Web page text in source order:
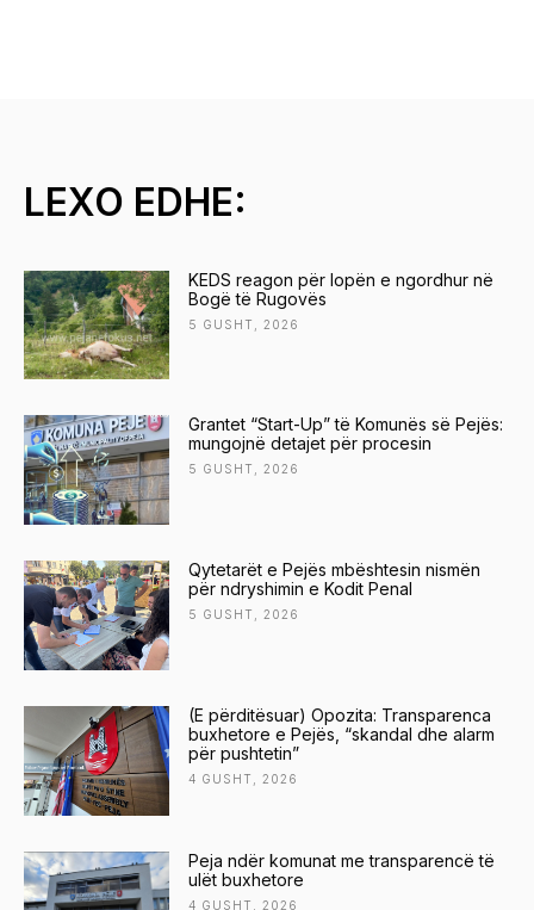
LEXO EDHE:
KEDS reagon për lopën e ngordhur në
Bogë të Rugovës
5 GUSHT, 2026
Grantet “Start-Up” të Komunës së Pejës:
mungojnë detajet për procesin
5 GUSHT, 2026
Qytetarët e Pejës mbështesin nismën
për ndryshimin e Kodit Penal
5 GUSHT, 2026
(E përditësuar) Opozita: Transparenca
buxhetore e Pejës, “skandal dhe alarm
për pushtetin”
4 GUSHT, 2026
Peja ndër komunat me transparencë të
ulët buxhetore
4 GUSHT, 2026